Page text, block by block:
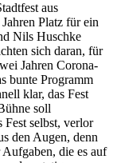
aus
Platz für ein
Nils Huschke
sich daran, für
Jahren Corona-
bunte Programm
klar, das Fest
soll
selbst, verlor
den Augen, denn
die es auf